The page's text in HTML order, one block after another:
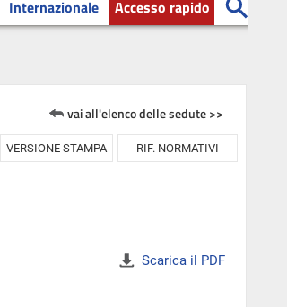
Internazionale Accesso rapido
vai all'elenco delle sedute >>
VERSIONE STAMPA RIF. NORMATIVI
Scarica il PDF